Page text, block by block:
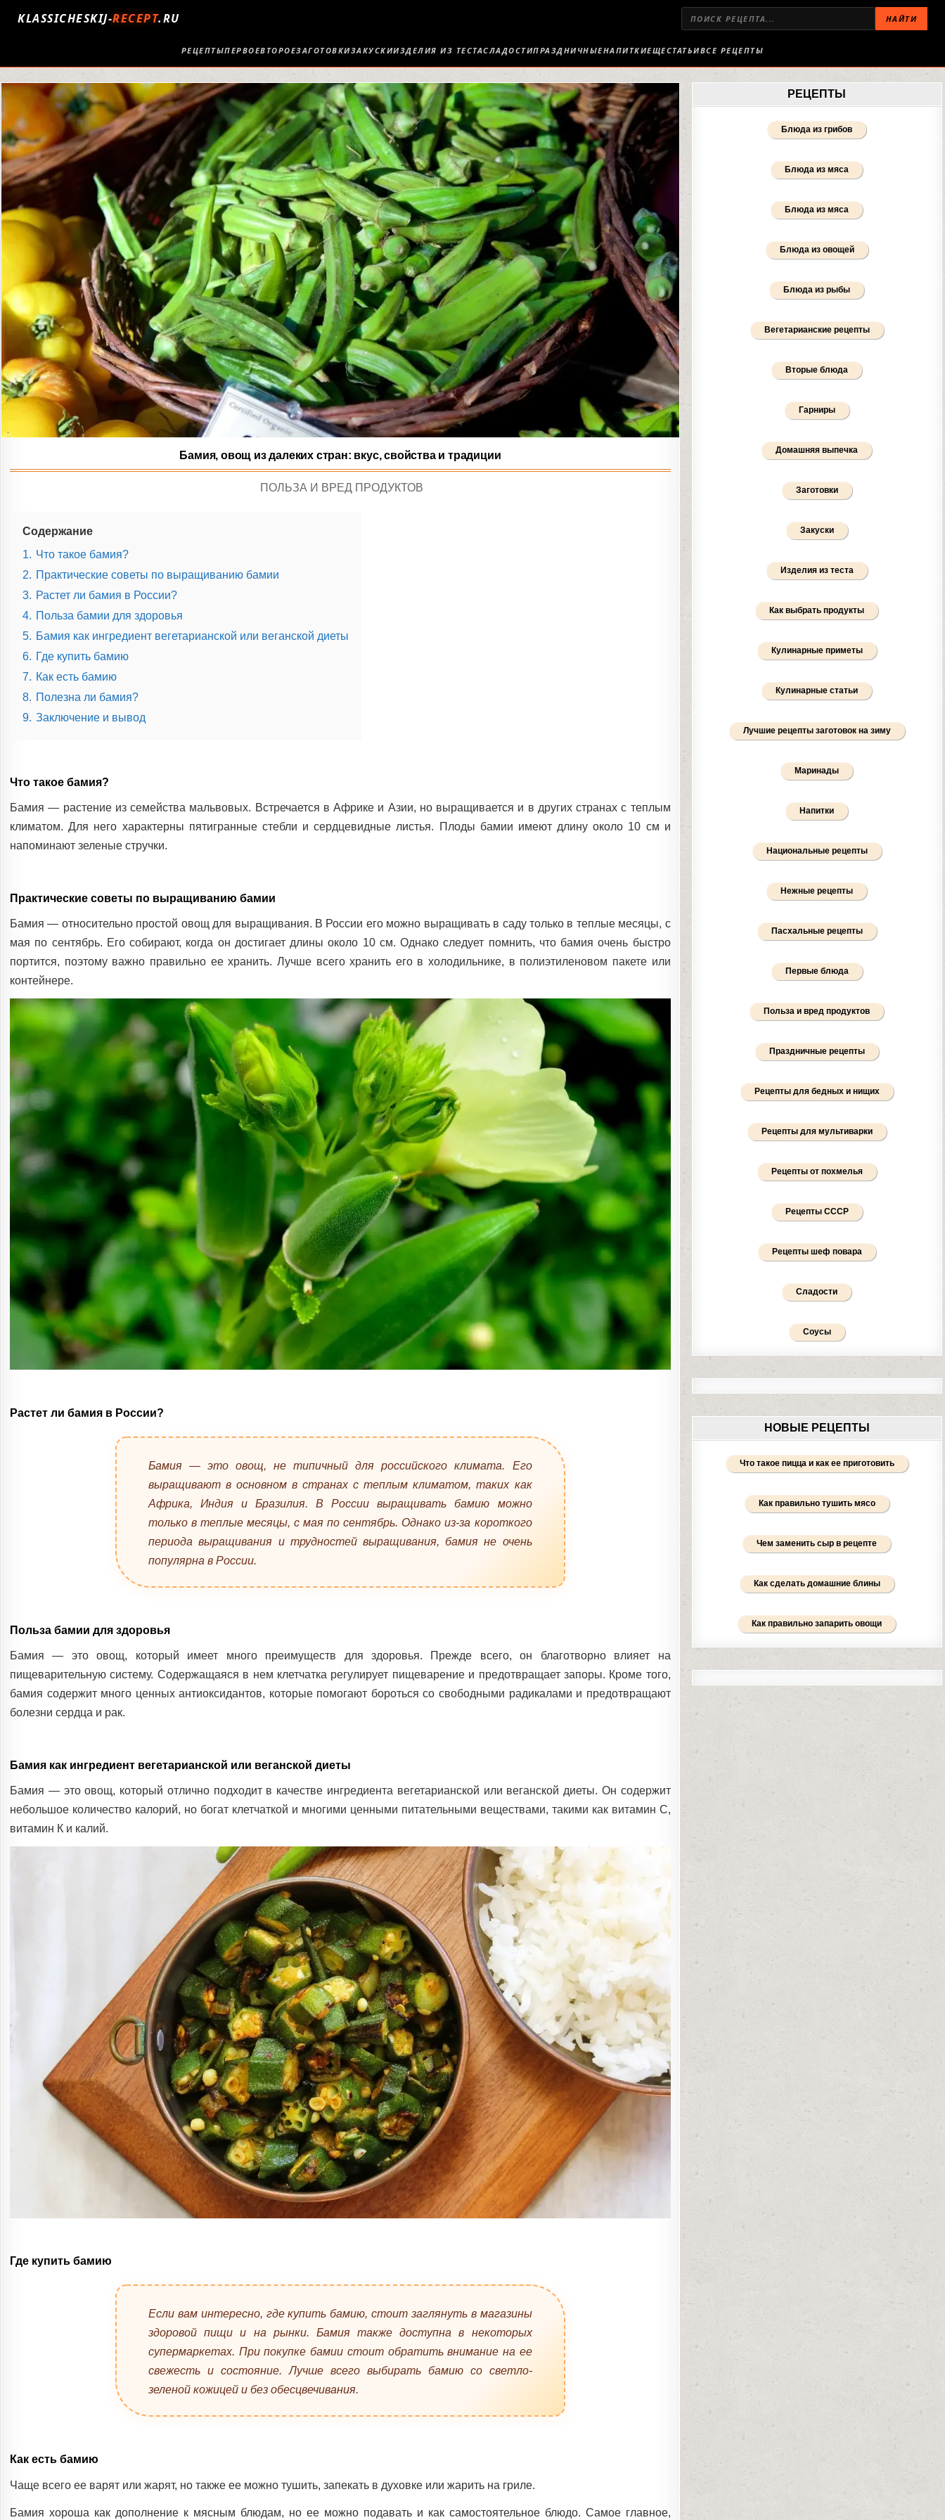
KLASSICHESKIJ-RECEPT.RU НАЙТИ
РЕЦЕПТЫПЕРВОЕВТОРОЕЗАГОТОВКИЗАКУСКИИЗДЕЛИЯ ИЗ ТЕСТАСЛАДОСТИПРАЗДНИЧНЫЕНАПИТКИЕЩЕСТАТЬИВСЕ РЕЦЕПТЫ
Бамия, овощ из далеких стран: вкус, свойства и традиции
POSTED
ПОЛЬЗА И ВРЕД ПРОДУКТОВ
Содержание
1. Что такое бамия?
2. Практические советы по выращиванию бамии
3. Растет ли бамия в России?
4. Польза бамии для здоровья
5. Бамия как ингредиент вегетарианской или веганской диеты
6. Где купить бамию
7. Как есть бамию
8. Полезна ли бамия?
9. Заключение и вывод
Что такое бамия?
Бамия — растение из семейства мальвовых. Встречается в Африке и Азии, но выращивается и в других странах с теплым
климатом. Для него характерны пятигранные стебли и сердцевидные листья. Плоды бамии имеют длину около 10 см и
напоминают зеленые стручки.
Практические советы по выращиванию бамии
Бамия — относительно простой овощ для выращивания. В России его можно выращивать в саду только в теплые месяцы, с
мая по сентябрь. Его собирают, когда он достигает длины около 10 см. Однако следует помнить, что бамия очень быстро
портится, поэтому важно правильно ее хранить. Лучше всего хранить его в холодильнике, в полиэтиленовом пакете или
контейнере.
Растет ли бамия в России?
Бамия — это овощ, не типичный для российского климата. Его
выращивают в основном в странах с теплым климатом, таких как
Африка, Индия и Бразилия. В России выращивать бамию можно
только в теплые месяцы, с мая по сентябрь. Однако из-за короткого
периода выращивания и трудностей выращивания, бамия не очень
популярна в России.
Польза бамии для здоровья
Бамия — это овощ, который имеет много преимуществ для здоровья. Прежде всего, он благотворно влияет на
пищеварительную систему. Содержащаяся в нем клетчатка регулирует пищеварение и предотвращает запоры. Кроме того,
бамия содержит много ценных антиоксидантов, которые помогают бороться со свободными радикалами и предотвращают
болезни сердца и рак.
Бамия как ингредиент вегетарианской или веганской диеты
Бамия — это овощ, который отлично подходит в качестве ингредиента вегетарианской или веганской диеты. Он содержит
небольшое количество калорий, но богат клетчаткой и многими ценными питательными веществами, такими как витамин С,
витамин К и калий.
Где купить бамию
Если вам интересно, где купить бамию, стоит заглянуть в магазины
здоровой пищи и на рынки. Бамия также доступна в некоторых
супермаркетах. При покупке бамии стоит обратить внимание на ее
свежесть и состояние. Лучше всего выбирать бамию со светло-
зеленой кожицей и без обесцвечивания.
Как есть бамию
Чаще всего ее варят или жарят, но также ее можно тушить, запекать в духовке или жарить на гриле.
Бамия хороша как дополнение к мясным блюдам, но ее можно подавать и как самостоятельное блюдо. Самое главное,
РЕЦЕПТЫ
Блюда из грибов
Блюда из мяса
Блюда из мяса
Блюда из овощей
Блюда из рыбы
Вегетарианские рецепты
Вторые блюда
Гарниры
Домашняя выпечка
Заготовки
Закуски
Изделия из теста
Как выбрать продукты
Кулинарные приметы
Кулинарные статьи
Лучшие рецепты заготовок на зиму
Маринады
Напитки
Национальные рецепты
Нежные рецепты
Пасхальные рецепты
Первые блюда
Польза и вред продуктов
Праздничные рецепты
Рецепты для бедных и нищих
Рецепты для мультиварки
Рецепты от похмелья
Рецепты СССР
Рецепты шеф повара
Сладости
Соусы
НОВЫЕ РЕЦЕПТЫ
Что такое пицца и как ее приготовить
Как правильно тушить мясо
Чем заменить сыр в рецепте
Как сделать домашние блины
Как правильно запарить овощи